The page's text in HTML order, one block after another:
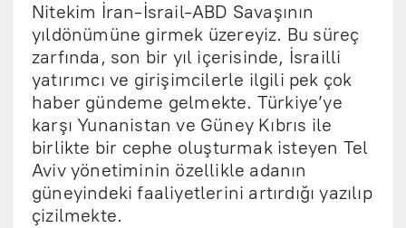
Nitekim İran-İsrail-ABD Savaşının
yıldönümüne girmek üzereyiz. Bu süreç
zarfında, son bir yıl içerisinde, İsrailli
yatırımcı ve girişimcilerle ilgili pek çok
haber gündeme gelmekte. Türkiye’ye
karşı Yunanistan ve Güney Kıbrıs ile
birlikte bir cephe oluşturmak isteyen Tel
Aviv yönetiminin özellikle adanın
güneyindeki faaliyetlerini artırdığı yazılıp
çizilmekte.